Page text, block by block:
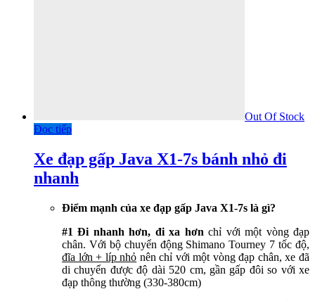
Out Of Stock
Đọc tiếp
Xe đạp gấp Java X1-7s bánh nhỏ đi
nhanh
Điểm mạnh của xe đạp gấp Java X1-7s là gì?
#1 Đi nhanh hơn, đi xa hơn chỉ với một vòng đạp
chân. Với bộ chuyển động Shimano Tourney 7 tốc độ,
đĩa lớn + líp nhỏ nên chỉ với một vòng đạp chân, xe đã
di chuyển được độ dài 520 cm, gần gấp đôi so với xe
đạp thông thường (330-380cm)